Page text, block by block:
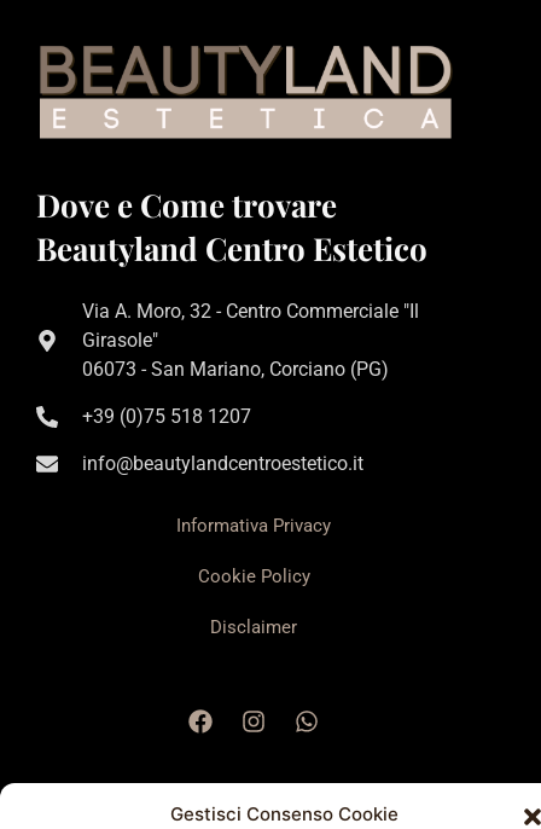
Gestisci Consenso Cookie
Dove e Come trovare
Beautyland Centro Estetico
Via A. Moro, 32 - Centro Commerciale "Il
Girasole"
06073 - San Mariano, Corciano (PG)
+39 (0)75 518 1207
info@beautylandcentroestetico.it
Informativa Privacy
Cookie Policy
Disclaimer